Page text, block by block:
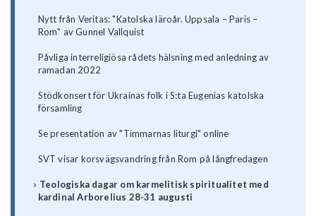
Nytt från Veritas: "Katolska läroår. Uppsala – Paris –
Rom" av Gunnel Vallquist
Påvliga interreligiösa rådets hälsning med anledning av
ramadan 2022
Stödkonsert för Ukrainas folk i S:ta Eugenias katolska
församling
Se presentation av "Timmarnas liturgi" online
SVT visar korsvägsvandring från Rom på långfredagen
Teologiska dagar om karmelitisk spiritualitet med
kardinal Arborelius 28-31 augusti